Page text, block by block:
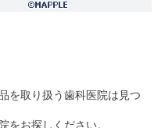
を取り扱う歯科医院は見つ
をお探しください。